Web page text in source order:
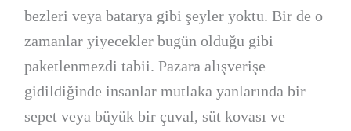
bezleri veya batarya gibi şeyler yoktu. Bir de o
zamanlar yiyecekler bugün olduğu gibi
paketlenmezdi tabii. Pazara alışverişe
gidildiğinde insanlar mutlaka yanlarında bir
sepet veya büyük bir çuval, süt kovası ve